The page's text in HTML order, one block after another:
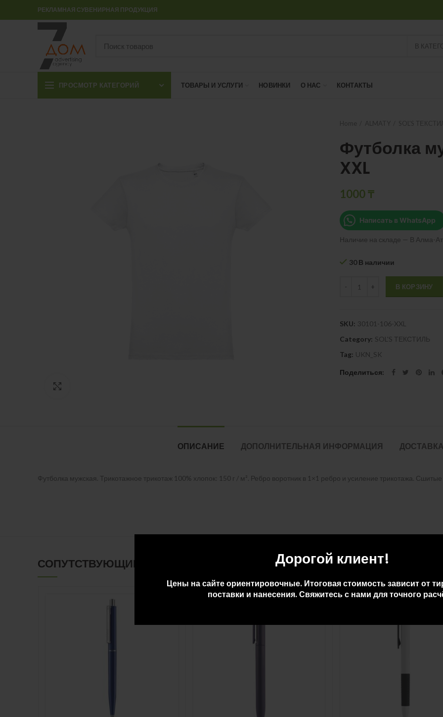
Дорогой клиент!
Цены на сайте ориентировочные. Итоговая стоимость зависит от
поставки и нанесения. Свяжитесь с нами для точного
РЕКЛАМНАЯ СУВЕНИРНАЯ ПРОДУКЦИЯ
В
ПРОСМОТР КАТЕГОРИЙ ТОВАРЫ И УСЛУГИ НОВИНКИ О НАС КОНТАКТЫ
Футболка
XXL
1000₸
Написать в WhatsApp
Наличие на складе — В Алма-
30 В наличии
В КОРЗИНУ
SKU: 30101-106-XXL
Category: SOL'S ТЕКСТИЛЬ
Tag: UKN_SK
Поделиться
ОПИСАНИЕ ДОПОЛНИТЕЛЬНАЯ ИНФОРМАЦИЯ
Футболка мужская. Трикотажное трикотаж 100% хлопок: 150 г / м². Ребро воротник в 1×1 ребро и усиление трикотажа.
СОПУТСТВУЮЩИЕ ТОВАРЫ